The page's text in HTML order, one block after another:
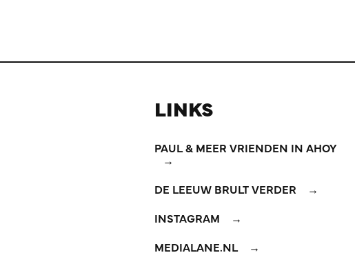
LINKS
PAUL & MEER VRIENDEN IN AHOY
DE LEEUW BRULT VERDER
INSTAGRAM
MEDIALANE.NL